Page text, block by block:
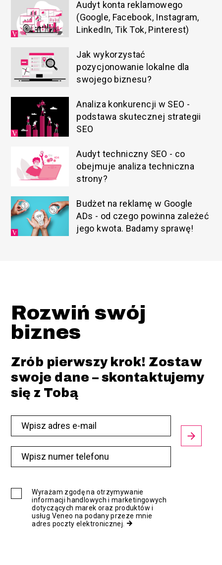
Audyt konta reklamowego
(Google, Facebook, Instagram,
LinkedIn, Tik Tok, Pinterest)
Jak wykorzystać
pozycjonowanie lokalne dla
swojego biznesu?
Analiza konkurencji w SEO -
podstawa skutecznej strategii
SEO
Audyt techniczny SEO - co
obejmuje analiza techniczna
strony?
Budżet na reklamę w Google
ADs - od czego powinna zależeć
jego kwota. Badamy sprawę!
Rozwiń swój
biznes
Zrób pierwszy krok! Zostaw
swoje dane – skontaktujemy
się z Tobą
Wyrażam zgodę na otrzymywanie
informacji handlowych i marketingowych
dotyczących marek oraz produktów i
usług Veneo na podany przeze mnie
adres poczty elektronicznej.